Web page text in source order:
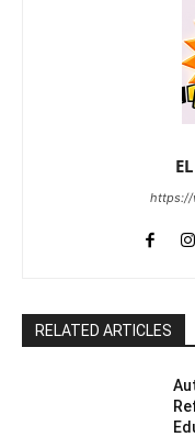
https://
RELATED ARTICLES